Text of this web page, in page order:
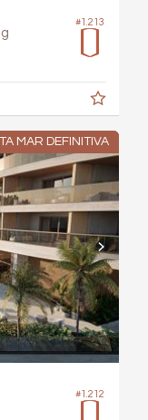
#1.213
MAR DEFINITIVA
#1.212